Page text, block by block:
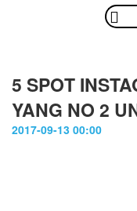
5 SPOT
YANG NO 2
2017-09-13 00:00